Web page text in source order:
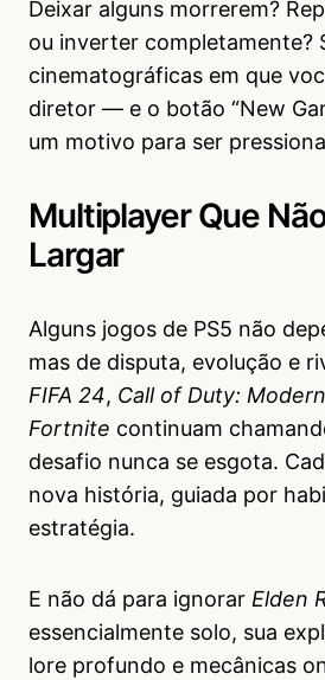
Deixar alguns morrerem?
ou inverter completamente?
cinematográficas em que
diretor — e o botão “New
um motivo para ser
Multiplayer Que
Largar
Alguns jogos de PS5 não
mas de disputa, evolução e
FIFA 24, Call of Duty:
Fortnite continuam
desafio nunca se esgota.
nova história, guiada por
estratégia.
E não dá para ignorar Elden
essencialmente solo, sua
lore profundo e mecânicas